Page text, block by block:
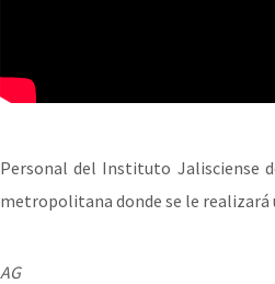
Personal del Instituto Jalisciense
metropolitana donde se le
AG